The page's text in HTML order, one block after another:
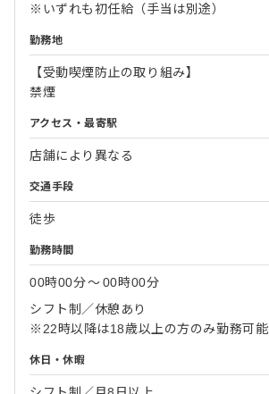
※いずれも初任給（手当は別途）
勤務地
【受動喫煙防止の取り組み】
禁煙
アクセス・最寄駅
店舗により異なる
交通手段
徒歩
勤務時間
00時00分〜00時00分
シフト制／休憩あり
※22時以降は18歳以上の方のみ勤務可能
休日・休暇